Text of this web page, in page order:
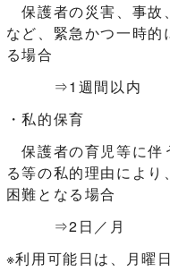
保護者の災害、事故
など、緊急かつ一時
る場合
⇒1週間以内
・私的保育
保護者の育児等に伴
る等の私的理由によ
困難となる場合
⇒2日／月
※利用可能日は、月曜